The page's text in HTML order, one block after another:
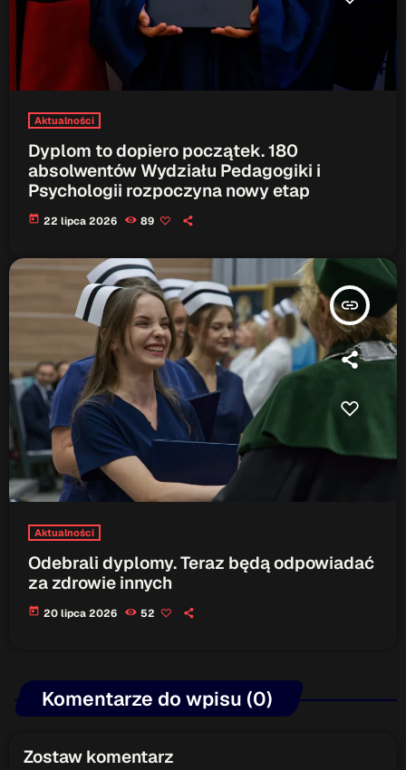
Aktualności
Dyplom to dopiero początek. 180
absolwentów Wydziału Pedagogiki i
Psychologii rozpoczyna nowy etap
today 22 lipca 2026 89
insert_link
Aktualności
Odebrali dyplomy. Teraz będą odpowiadać
za zdrowie innych
today 20 lipca 2026 52
Komentarze do wpisu (0)
Zostaw komentarz